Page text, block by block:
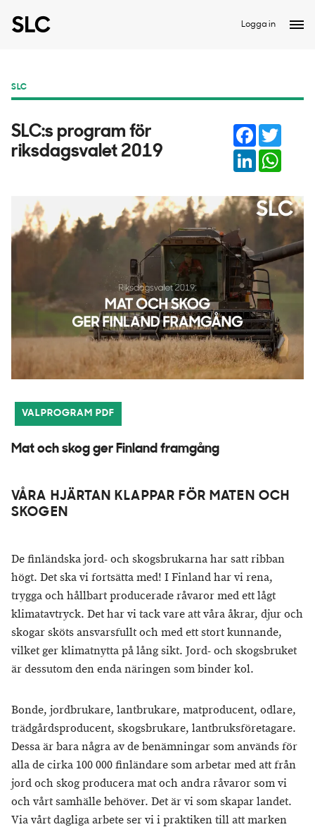
Logga in
SLC
SLC:s program för
riksdagsvalet 2019
Facebook
LinkedIn
VALPROGRAM PDF
Mat och skog ger Finland framgång
VÅRA HJÄRTAN KLAPPAR FÖR MATEN OCH
SKOGEN
De finländska jord- och skogsbrukarna har satt ribban
högt. Det ska vi fortsätta med! I Finland har vi rena,
trygga och hållbart producerade råvaror med ett lågt
klimatavtryck. Det har vi tack vare att våra åkrar, djur och
skogar sköts ansvarsfullt och med ett stort kunnande,
vilket ger klimatnytta på lång sikt. Jord- och skogsbruket
är dessutom den enda näringen som binder kol.
Bonde, jordbrukare, lantbrukare, matproducent, odlare,
trädgårdsproducent, skogsbrukare, lantbruksföretagare.
Dessa är bara några av de benämningar som används för
alla de cirka 100 000 finländare som arbetar med att från
jord och skog producera mat och andra råvaror som vi
och vårt samhälle behöver. Det är vi som skapar landet.
Via vårt dagliga arbete ser vi i praktiken till att marken